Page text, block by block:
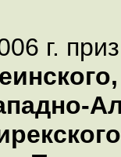
г.